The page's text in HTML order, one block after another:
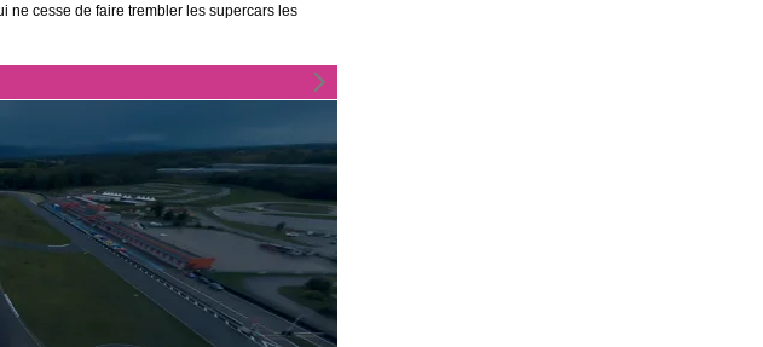
ne cesse de faire trembler les supercars les